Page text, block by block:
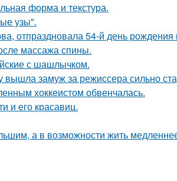
форма и текстура.
узы".
отпраздновала 54-й день рождения
массажа спины.
с шашлычком.
вышла замуж за режиссера сильно
хоккеистом обвенчалась.
и его красавиц.
а в возможности жить